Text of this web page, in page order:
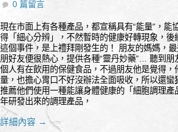
0 篇留言
現在市面上有各種產品，都宣稱具有“能量”，
得「細心分辨」，不然暫時的健康好轉現象，
這個事件，是上禮拜剛發生的！ 朋友的媽媽，
朋好友便很熱心，提供各種“靈丹妙藥”… 聽到
個人有在飲用的保健食品，不過朋友他是覺得
量，也擔心胃口不好沒辦法全面吸收，所以還
推薦他們使用一種能讓身體健康的「細胞調理
年研發出來的調理產品，
詳細內容 →